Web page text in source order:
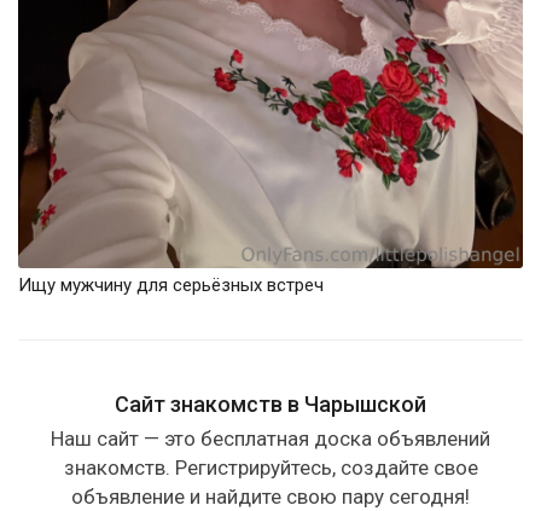
Ищу мужчину для серьёзных встреч
Сайт знакомств в Чарышской
Наш сайт — это бесплатная доска объявлений
знакомств. Регистрируйтесь, создайте свое
объявление и найдите свою пару сегодня!